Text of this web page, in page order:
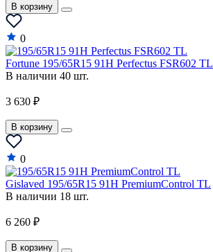
В корзину
0
Fortune 195/65R15 91H Perfectus FSR602 TL
В наличии 40 шт.
3 630 ₽
В корзину
0
Gislaved 195/65R15 91H PremiumControl TL
В наличии 18 шт.
6 260 ₽
В корзину